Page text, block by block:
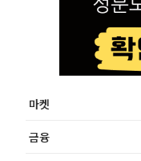
마켓
금융